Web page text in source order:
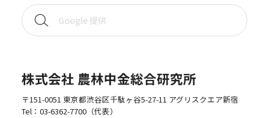
株式会社 農林中金総合研究所
〒151-0051 東京都渋谷区千駄ヶ谷5-27-11 アグリスクエア新宿
Tel： 03-6362-7700（代表）